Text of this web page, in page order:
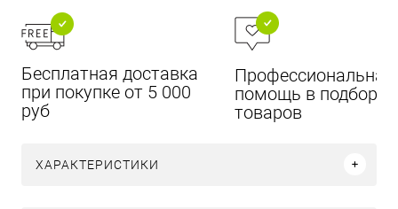
Бесплатная доставка
при покупке от 5 000
руб
Профессиональная
помощь в подборе
товаров
ХАРАКТЕРИСТИКИ